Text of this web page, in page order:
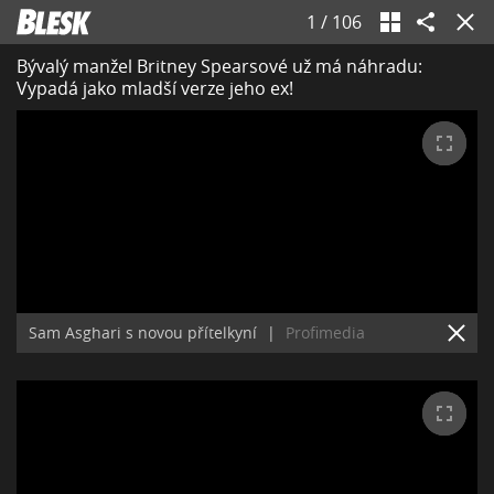
1 / 106
Bývalý manžel Britney Spearsové už má náhradu:
Vypadá jako mladší verze jeho ex!
Sam Asghari s novou přítelkyní | Profimedia